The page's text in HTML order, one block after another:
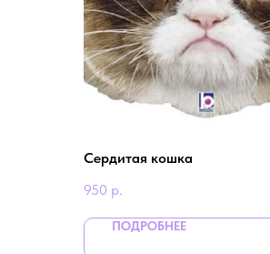
Сердитая кошка
950 р.
ПОДРОБНЕЕ